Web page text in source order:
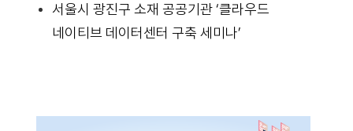
서울시 광진구 소재 공공기관 ‘클라우드
네이티브 데이터센터 구축 세미나’